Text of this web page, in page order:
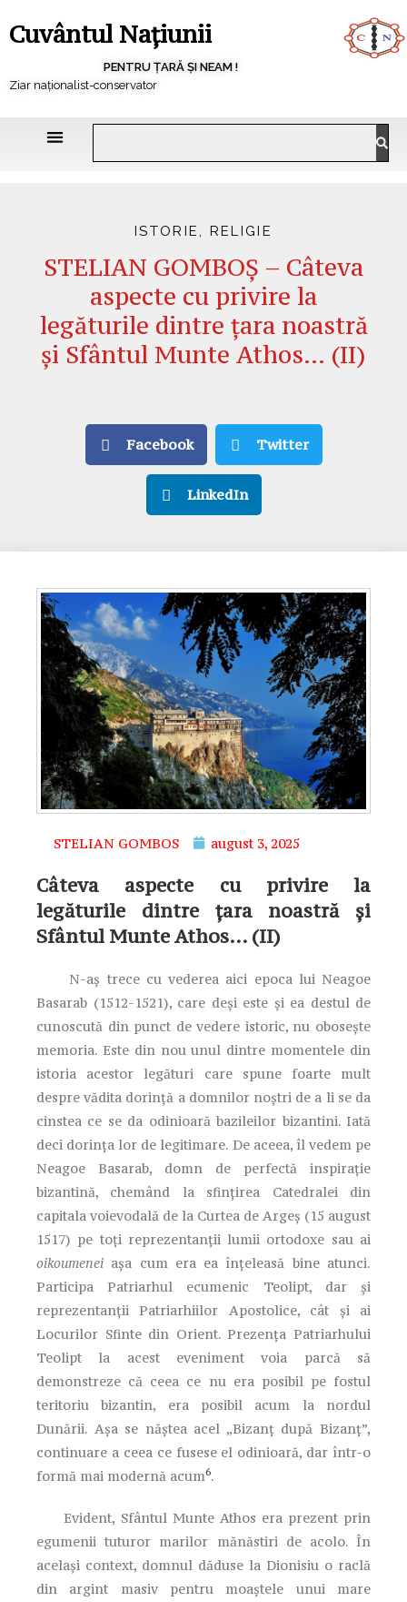
Cuvântul Națiunii
PENTRU ȚARĂ ȘI NEAM !
Ziar naționalist-conservator
ISTORIE, RELIGIE
STELIAN GOMBOȘ – Câteva
aspecte cu privire la
legăturile dintre țara noastră
și Sfântul Munte Athos… (II)
Facebook Twitter
LinkedIn
STELIAN GOMBOS august 3, 2025
Câteva aspecte cu privire la
legăturile dintre țara noastră și
Sfântul Munte Athos… (II)
N-aş trece cu vederea aici epoca lui Neagoe
Basarab (1512-1521), care deşi este şi ea destul de
cunoscută din punct de vedere istoric, nu oboseşte
memoria. Este din nou unul dintre momentele din
istoria acestor legături care spune foarte mult
despre vădita dorinţă a domnilor noştri de a li se da
cinstea ce se da odinioară bazileilor bizantini. Iată
deci dorinţa lor de legitimare. De aceea, îl vedem pe
Neagoe Basarab, domn de perfectă inspiraţie
bizantină, chemând la sfinţirea Catedralei din
capitala voievodală de la Curtea de Argeş (15 august
1517) pe toţi reprezentanţii lumii ortodoxe sau ai
oikoumenei aşa cum era ea înţeleasă bine atunci.
Participa Patriarhul ecumenic Teolipt, dar şi
reprezentanţii Patriarhiilor Apostolice, cât şi ai
Locurilor Sfinte din Orient. Prezenţa Patriarhului
Teolipt la acest eveniment voia parcă să
demonstreze că ceea ce nu era posibil pe fostul
teritoriu bizantin, era posibil acum la nordul
Dunării. Aşa se năştea acel „Bizanţ după Bizanţ”,
continuare a ceea ce fusese el odinioară, dar într-o
formă mai modernă acum6.
Evident, Sfântul Munte Athos era prezent prin
egumenii tuturor marilor mănăstiri de acolo. În
acelaşi context, domnul dăduse la Dionisiu o raclă
din argint masiv pentru moaştele unui mare